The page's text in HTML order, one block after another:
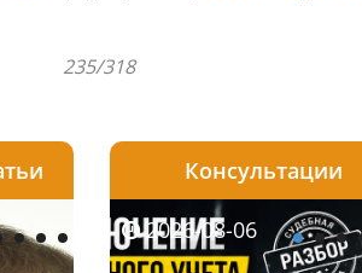
235/318
2026-08-06
2026-08-04
Консультации
2026-08-06
2026-07-30